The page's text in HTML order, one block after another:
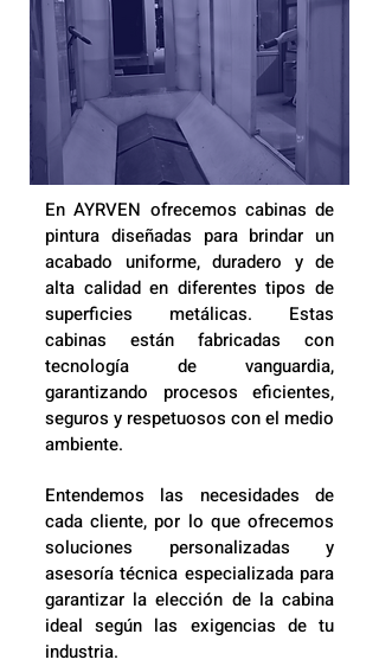
En AYRVEN ofrecemos cabinas de
pintura diseñadas para brindar un
acabado uniforme, duradero y de
alta calidad en diferentes tipos de
superficies metálicas. Estas
cabinas están fabricadas con
tecnología de vanguardia,
garantizando procesos eficientes,
seguros y respetuosos con el medio
ambiente.
Entendemos las necesidades de
cada cliente, por lo que ofrecemos
soluciones personalizadas y
asesoría técnica especializada para
garantizar la elección de la cabina
ideal según las exigencias de tu
industria.